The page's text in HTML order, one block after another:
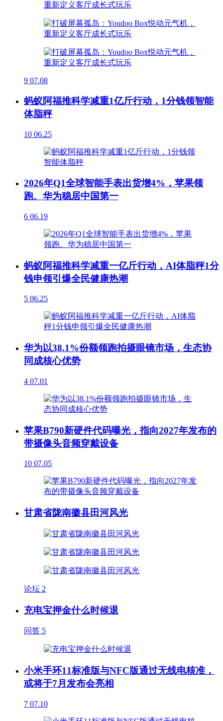
9 07.08
蚂蚁阿福推科学减重1亿斤行动，1分钱领智能
体脂秤
10 06.25
2026年Q1全球智能手表出货增4%，苹果领
跑、华为稳居中国第一
6 06.19
蚂蚁阿福推科学减重一亿斤行动，AI体脂秤1分
钱申领引爆全民健康热潮
5 06.25
华为以38.1%份额领跑拍摄眼镜市场，生态协
同成核心优势
4 07.01
苹果B790新硬件代码曝光，指向2027年发布的
带摄像头音频穿戴设备
10 07.05
甘肃省陇南徽县田河风光
论坛 2
充电宝押金什么时候退
问答 5
小米手环11标准版与NFC版通过无线电核准，
或将于7月发布会亮相
7 07.10